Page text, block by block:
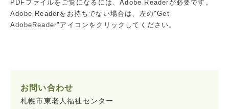
PDFファイルをご覧になるには、Adobe Readerが必要です。
Adobe Readerをお持ちでない場合は、左の"Get
AdobeReader"アイコンをクリックしてください。
お問い合わせ
札幌市東老人福祉センター